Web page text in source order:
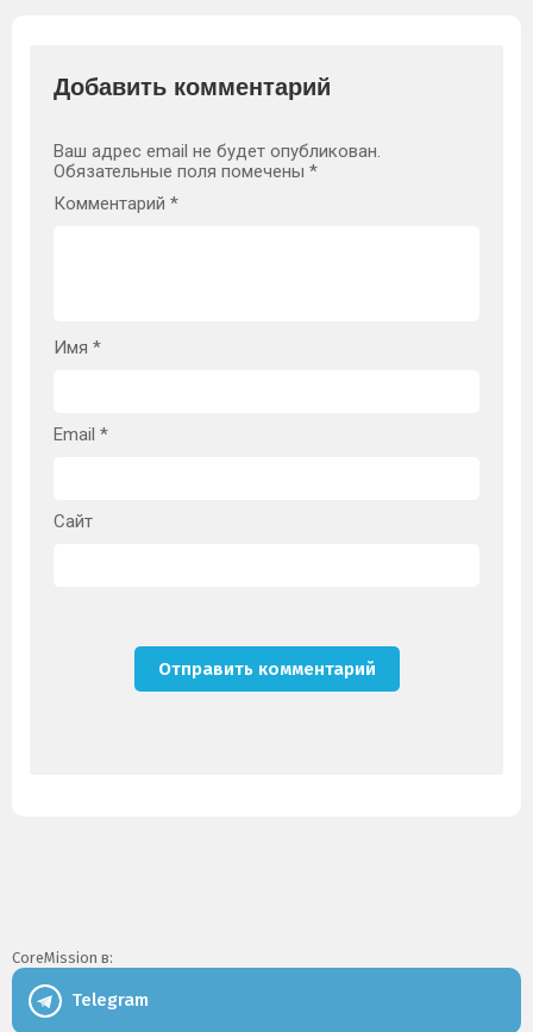
Добавить комментарий
Ваш адрес email не будет опубликован.
Обязательные поля помечены *
Комментарий *
Имя *
Email *
Сайт
CoreMission в:
Telegram